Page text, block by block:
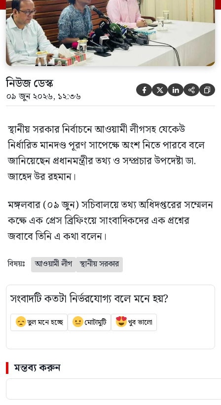
নিউজ ডেস্ক
০৯ জুন ২০২৬, ১২:৩৬     
স্থানীয় সরকার নির্বাচনে আওয়ামী লীগসহ যেকেউ
নির্ধারিত মানদণ্ড পূরণ সাপেক্ষে অংশ নিতে পারবে বলে
জানিয়েছেন প্রধানমন্ত্রীর তথ্য ও সম্প্রচার উপদেষ্টা ডা.
জাহেদ উর রহমান।
মঙ্গলবার (০৯ জুন) সচিবালয়ে তথ্য অধিদপ্তরের সম্মেলন
কক্ষে এক প্রেস ব্রিফিংয়ে সাংবাদিকদের এক প্রশ্নের
জবাবে তিনি এ কথা বলেন।
বিষয়ঃ আওয়ামী লীগ স্থানীয় সরকার
সংবাদটি কতটা নির্ভরযোগ্য বলে মনে হয়?
ভুল মনে হচ্ছে মোটামুটি খুব ভালো
মন্তব্য করুন